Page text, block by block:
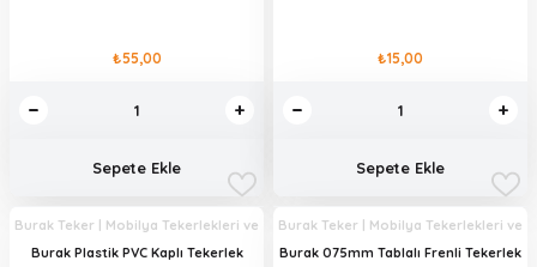
₺55,00
Sepete Ekle
₺15,00
Sepete Ekle
Burak Teker | Mobilya Tekerlekleri ve
Mobilya Aksesuarları
Burak Plastik PVC Kaplı Tekerlek
Burak Teker | Mobilya Tekerlekleri ve
Mobilya Aksesuarları
Burak 075mm Tablalı Frenli Tekerlek